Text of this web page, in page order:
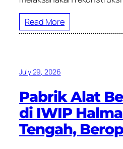
Read More
July 29, 2026
Pabrik Alat
di IWIP
Tengah,